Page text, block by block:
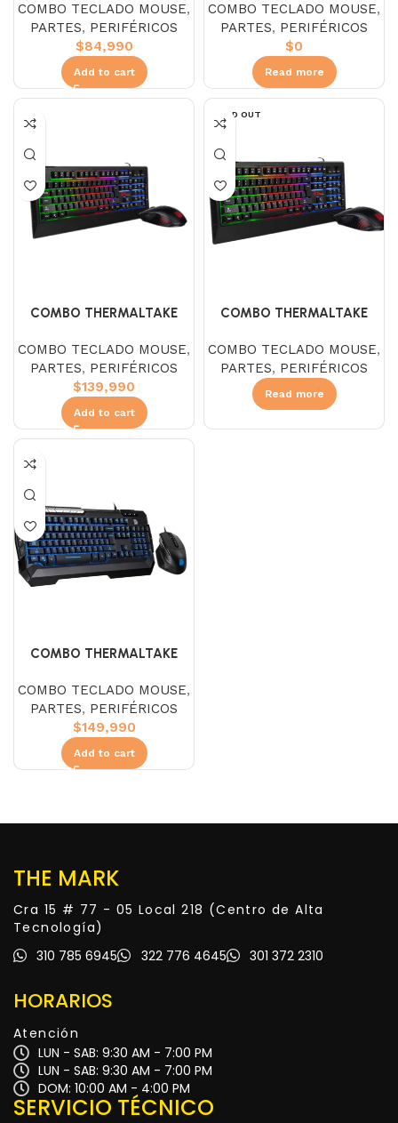
COMBO TECLADO MOUSE,
PARTES, PERIFÉRICOS
$84,990
Add to cart
INALÁMBRICO
COMBO TECLADO MOUSE,
PARTES, PERIFÉRICOS
$0
Read more
COMBO THERMALTAKE
TECLADO Y MOUSE
COMBO TECLADO MOUSE,
PARTES, PERIFÉRICOS
$139,990
Add to cart
SOLD OUT
COMBO THERMALTAKE
TECLADO Y MOUSE
COMBO TECLADO MOUSE,
PARTES, PERIFÉRICOS
Read more
COMBO THERMALTAKE
TECLADO Y MOUSE
COMBO TECLADO MOUSE,
PARTES, PERIFÉRICOS
$149,990
Add to cart
THE MARK
Cra 15 # 77 - 05 Local 218 (Centro de Alta
Tecnología)
310 785 6945
322 776 4645 301 372 2310
HORARIOS
Atención
LUN - SAB: 9:30 AM - 7:00 PM
LUN - SAB: 9:30 AM - 7:00 PM
DOM: 10:00 AM - 4:00 PM
SERVICIO TÉCNICO